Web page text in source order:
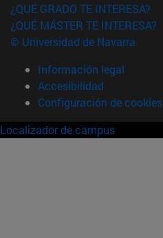
¿QUÉ GRADO TE INTERESA?
¿QUÉ MÁSTER TE INTERESA?
© Universidad de Navarra
Información legal
Accesibilidad
Configuración de cookies
Localizador de campus